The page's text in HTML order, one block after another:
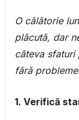
O călătorie
plăcută, dar
câteva sfaturi
fără
1. Verifică